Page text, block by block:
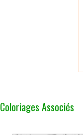
Coloriages Associés